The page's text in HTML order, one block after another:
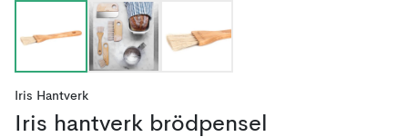
Iris Hantverk
Iris hantverk brödpensel